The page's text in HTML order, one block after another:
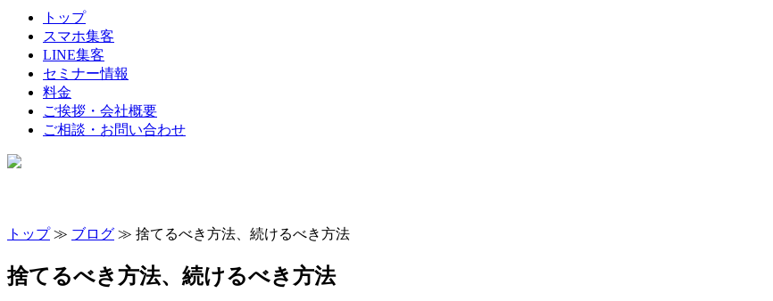
トップ
スマホ集客
LINE集客
セミナー情報
料金
ご挨拶・会社概要
ご相談・お問い合わせ
トップ≫ ブログ ≫ 捨てるべき方法、続けるべき方法
捨てるべき方法、続けるべき方法